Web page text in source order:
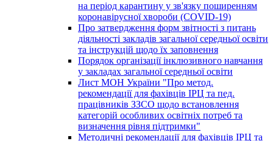
на період карантину у зв'язку поширенням
коронавірусної хвороби (COVID-19)
Про затвердження форм звітності з питань
діяльності закладів загальної середньої освіти
та інструкцій щодо їх заповнення
Порядок організації інклюзивного навчання
у закладах загальної середньої освіти
Лист МОН України "Про метод.
рекомендації для фахівців ІРЦ та пед.
працівників ЗЗСО щодо встановлення
категорій особливих освітніх потреб та
визначення рівня підтримки"
Методичні рекомендації для фахівців ІРЦ та